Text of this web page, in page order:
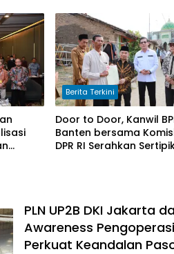
Bersih di Desa Umbele
Berita Terkini
Door to Door, Kanwil
Banten bersama
DPR RI Serahkan
PLN UP2B DKI Jakarta
Awareness
Perkuat Keandalan